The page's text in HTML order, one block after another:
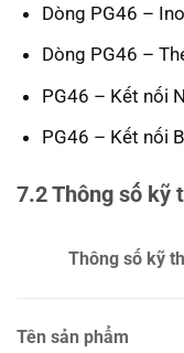
Dòng PG46 –
Dòng PG46 –
PG46 – Kết nối
PG46 – Kết nối
7.2 Thông số kỹ
Thông số kỹ
Tên sản phẩm